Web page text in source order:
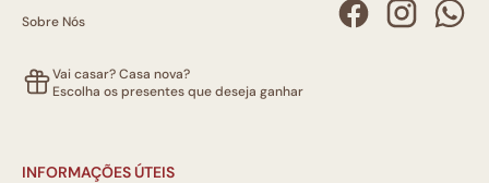
Sobre Nós
Vai casar? Casa nova?
Escolha os presentes que deseja ganhar
INFORMAÇÕES ÚTEIS